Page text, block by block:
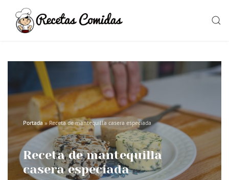
content
Portada »Receta de mantequilla casera especiada
Receta de mantequilla
casera especiada